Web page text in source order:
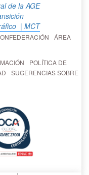
de la AGE
| MCT
ÁREA
POLÍTICA DE
SUGERENCIAS SOBRE